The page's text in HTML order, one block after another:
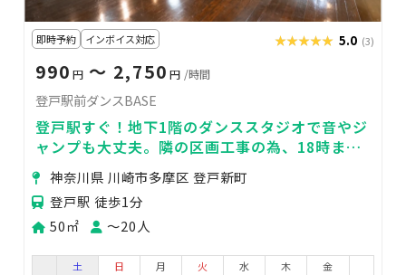
即時予約 インボイス対応 ★★★★★
★★★★★ 5.0 (3)
990 円 〜 2,750 円 /時間
登戸駅前ダンスBASE
登戸駅すぐ！地下1階のダンススタジオで音やジ
ャンプも大丈夫。隣の区画工事の為、18時まで
は特別価格実施中🙆
神奈川県 川崎市多摩区 登戸新町
登戸駅 徒歩1分
50㎡
〜20人
土
日
月
火
水
木
金